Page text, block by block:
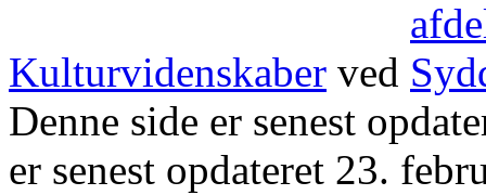
Kulturvidenskaber ved
Denne side er senest
er senest opdateret 23.